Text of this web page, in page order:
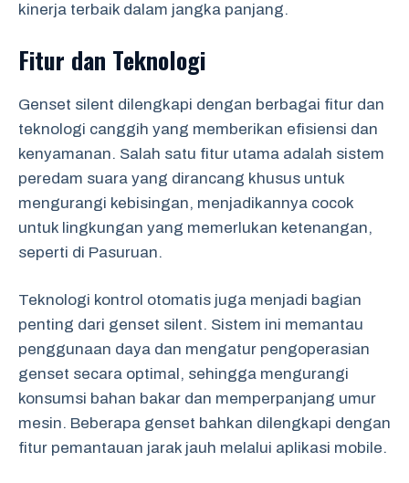
kinerja terbaik dalam jangka panjang.
Fitur dan Teknologi
Genset silent dilengkapi dengan berbagai fitur dan
teknologi canggih yang memberikan efisiensi dan
kenyamanan. Salah satu fitur utama adalah sistem
peredam suara yang dirancang khusus untuk
mengurangi kebisingan, menjadikannya cocok
untuk lingkungan yang memerlukan ketenangan,
seperti di Pasuruan.
Teknologi kontrol otomatis juga menjadi bagian
penting dari genset silent. Sistem ini memantau
penggunaan daya dan mengatur pengoperasian
genset secara optimal, sehingga mengurangi
konsumsi bahan bakar dan memperpanjang umur
mesin. Beberapa genset bahkan dilengkapi dengan
fitur pemantauan jarak jauh melalui aplikasi mobile.